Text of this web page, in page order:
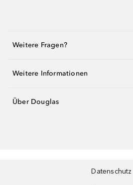
Weitere Fragen?
Weitere Informationen
Über Douglas
Datenschutz